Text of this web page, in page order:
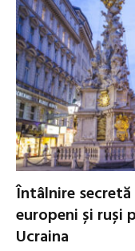
Întâlnire
europeni și ruși
Ucraina